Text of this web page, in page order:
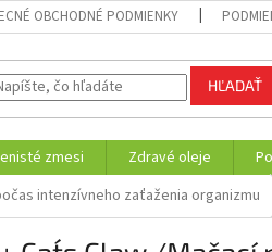
OBCHODNÉ PODMIENKY
HĽADAŤ
zmesi Zdravé oleje
intenzívneho zaťaženia organizmu